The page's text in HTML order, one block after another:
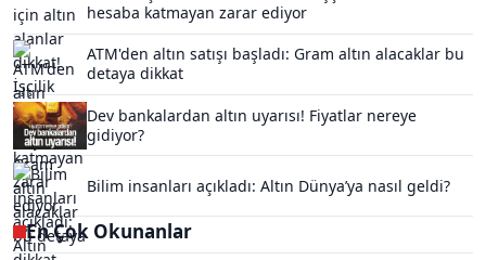
hesaba katmayan zarar ediyor
ATM'den altın satışı başladı: Gram altın alacaklar bu
detaya dikkat
Dev bankalardan altın uyarısı! Fiyatlar nereye
gidiyor?
Bilim insanları açıkladı: Altın Dünya’ya nasıl geldi?
En Çok Okunanlar